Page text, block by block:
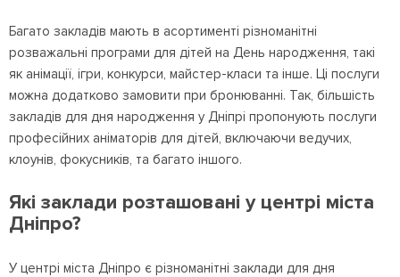
Багато закладів мають в асортименті різноманітні
розважальні програми для дітей на День народження, такі
як анімації, ігри, конкурси, майстер-класи та інше. Ці послуги
можна додатково замовити при бронюванні. Так, більшість
закладів для дня народження у Дніпрі пропонують послуги
професійних аніматорів для дітей, включаючи ведучих,
клоунів, фокусників, та багато іншого.
Які заклади розташовані у центрі міста
Дніпро?
У центрі міста Дніпро є різноманітні заклади для дня